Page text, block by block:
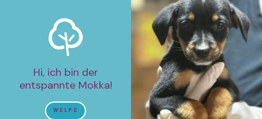
Hi, ich bin der
entspannte Mokka!
WELPE